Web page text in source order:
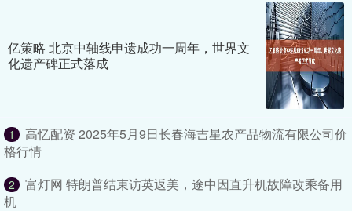
亿策略 北京中轴线申遗成功一周年，世界文
化遗产碑正式落成
1
高忆配资 2025年5月9日长春海吉星农产品物流有限公司价
格行情
2
富灯网 特朗普结束访英返美，途中因直升机故障改乘备用
机